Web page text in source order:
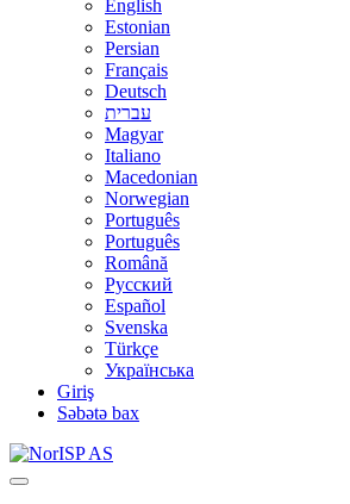
English
Estonian
Persian
Français
Deutsch
עברית
Magyar
Italiano
Macedonian
Norwegian
Português
Português
Română
Русский
Español
Svenska
Türkçe
Українська
Giriş
Səbətə bax
Naviqasiyaya keçid